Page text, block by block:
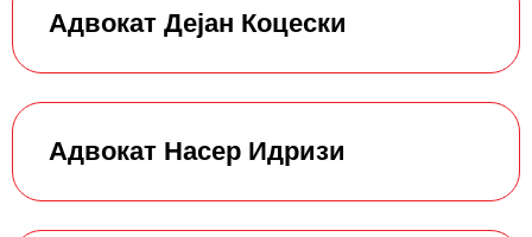
Адвокат Дејан Коцески
Адвокат Насер Идризи